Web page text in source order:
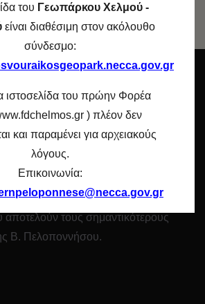
του «Φορέα Διαχείρισης Χελμού –
12 Προστατευόμενες Περιοχές
2000»και εκτείνεται στους νομούς
περιλαμβάνοντας το Χελμό,
το Παναχαϊκό, τον Μπαρμπά
τους σημαντικότερους
Β. Πελοποννήσου.
του Γεωπάρκου Χελμού -
είναι διαθέσιμη στον ακόλουθο
σύνδεσμο:
του πρώην Φορέα
) πλέον δεν
και παραμένει για αρχειακούς
λόγους.
Επικοινωνία: